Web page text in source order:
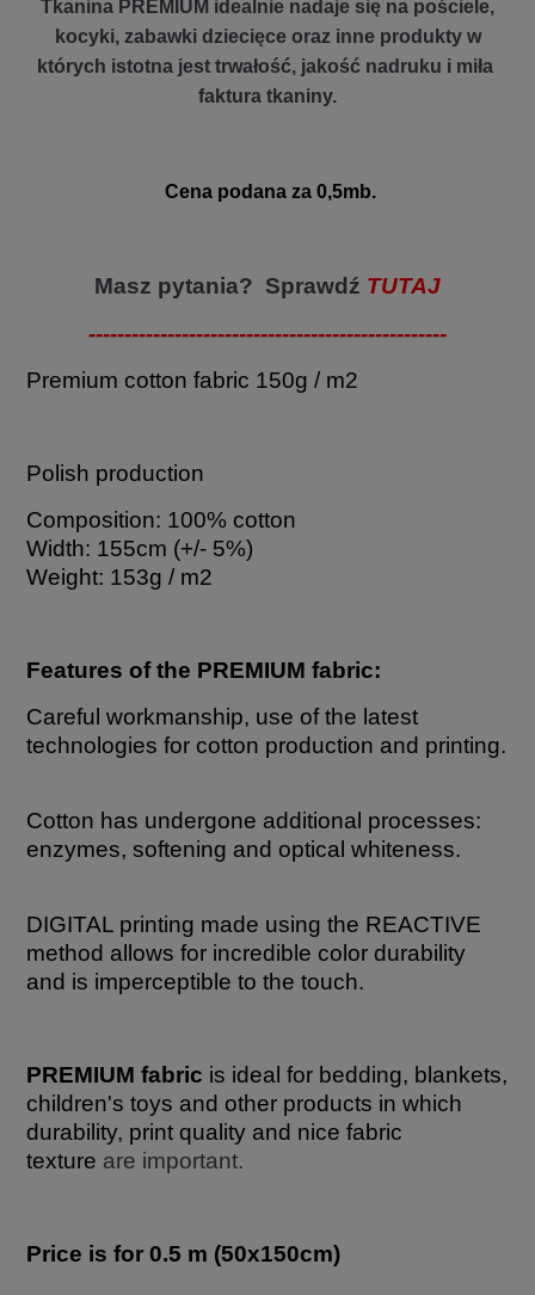
Tkanina PREMIUM idealnie nadaje się na pościele,
kocyki, zabawki dziecięce oraz inne produkty w
których istotna jest trwałość, jakość nadruku i miła
faktura tkaniny.
Cena podana za 0,5mb.
Masz pytania? Sprawdź TUTAJ
--------------------------------------------------
Premium cotton fabric 150g / m2
Polish production
Composition: 100% cotton
Width: 155cm (+/- 5%)
Weight: 153g / m2
Features of the PREMIUM fabric:
Careful workmanship, use of the latest
technologies for cotton production and printing.
Cotton has undergone additional processes:
enzymes, softening and optical whiteness.
DIGITAL printing made using the REACTIVE
method allows for incredible color durability
and is imperceptible to the touch.
PREMIUM fabric is ideal for bedding, blankets,
children's toys and other products in which
durability, print quality and nice fabric
texture are important.
Price is for 0.5 m (50x150cm)